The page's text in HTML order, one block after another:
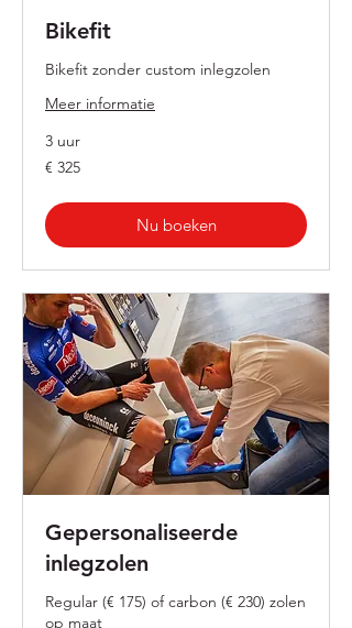
Bikefit
Bikefit zonder custom inlegzolen
Meer informatie
3 uur
325
euro
€ 325
Nu boeken
Gepersonaliseerde
inlegzolen
Regular (€ 175) of carbon (€ 230) zolen
op maat